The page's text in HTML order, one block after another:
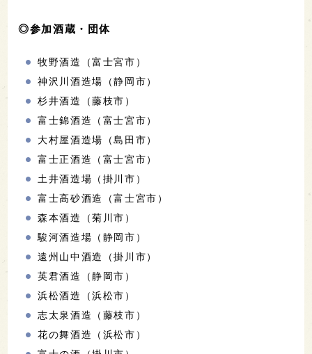
◎参加酒蔵・団体
牧野酒造（富士宮市）
神沢川酒造場（静岡市）
杉井酒造（藤枝市）
富士錦酒造（富士宮市）
大村屋酒造場（島田市）
富士正酒造（富士宮市）
土井酒造場（掛川市）
富士高砂酒造（富士宮市）
森本酒造（菊川市）
駿河酒造場（静岡市）
遠州山中酒造（掛川市）
英君酒造（静岡市）
浜松酒造（浜松市）
志太泉酒造（藤枝市）
花の舞酒造（浜松市）